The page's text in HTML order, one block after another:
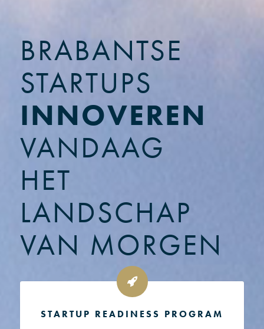
BRABANTSE
STARTUPS
INNOVEREN
VANDAAG
HET
LANDSCHAP
VAN MORGEN
STARTUP READINESS PROGRAM